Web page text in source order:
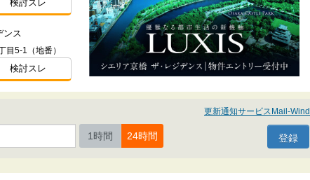
検討スレ
ンス
目5-1（地番）
検討スレ
更新通知サービスMail-Wind
1時間 24時間